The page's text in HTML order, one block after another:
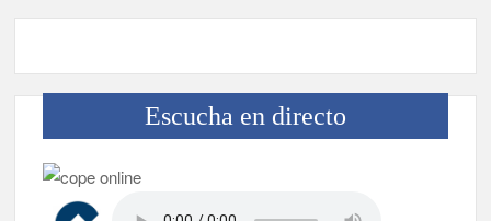
Escucha en directo